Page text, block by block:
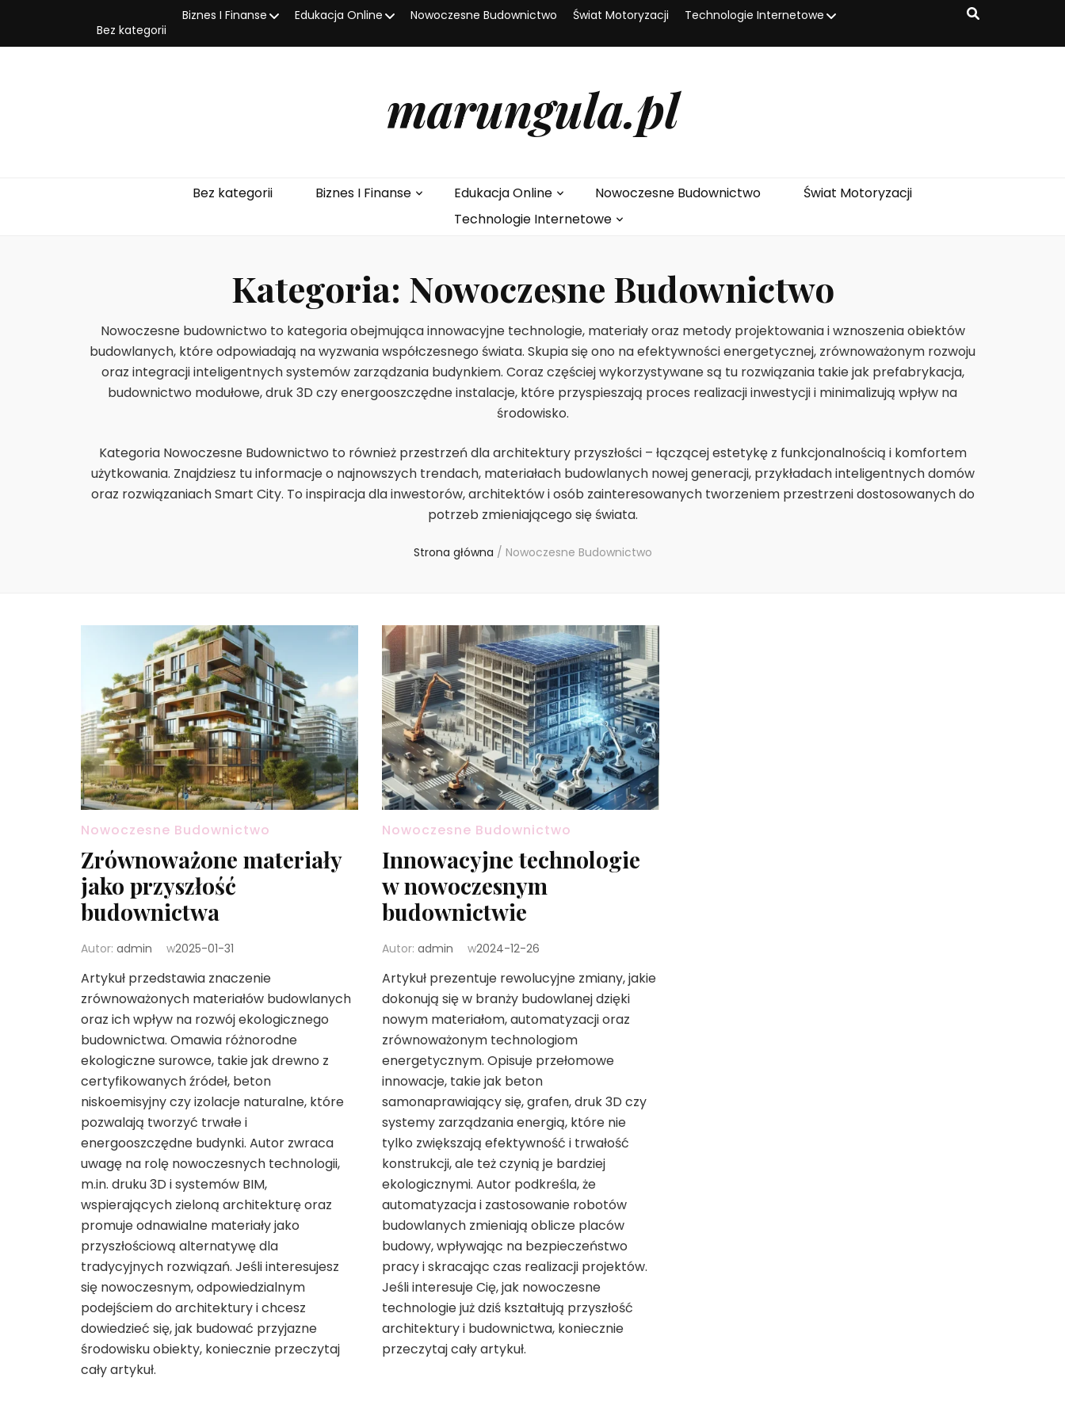
Bez kategorii
Biznes I Finanse Edukacja Online Nowoczesne Budownictwo Świat Motoryzacji Technologie Internetowe
marungula.pl
Bez kategorii Biznes I Finanse Edukacja Online Nowoczesne Budownictwo
Świat Motoryzacji
Technologie Internetowe
Kategoria: Nowoczesne Budownictwo
Nowoczesne budownictwo to kategoria obejmująca innowacyjne technologie, materiały oraz metody projektowania i wznoszenia obiektów
budowlanych, które odpowiadają na wyzwania współczesnego świata. Skupia się ono na efektywności energetycznej, zrównoważonym rozwoju
oraz integracji inteligentnych systemów zarządzania budynkiem. Coraz częściej wykorzystywane są tu rozwiązania takie jak prefabrykacja,
budownictwo modułowe, druk 3D czy energooszczędne instalacje, które przyspieszają proces realizacji inwestycji i minimalizują wpływ na
środowisko.
Kategoria Nowoczesne Budownictwo to również przestrzeń dla architektury przyszłości – łączącej estetykę z funkcjonalnością i komfortem
użytkowania. Znajdziesz tu informacje o najnowszych trendach, materiałach budowlanych nowej generacji, przykładach inteligentnych domów
oraz rozwiązaniach Smart City. To inspiracja dla inwestorów, architektów i osób zainteresowanych tworzeniem przestrzeni dostosowanych do
potrzeb zmieniającego się świata.
Strona główna / Nowoczesne Budownictwo
Nowoczesne Budownictwo
Zrównoważone materiały
jako przyszłość
budownictwa
Autor: admin w2025-01-31
Artykuł przedstawia znaczenie
zrównoważonych materiałów budowlanych
oraz ich wpływ na rozwój ekologicznego
budownictwa. Omawia różnorodne
ekologiczne surowce, takie jak drewno z
certyfikowanych źródeł, beton
niskoemisyjny czy izolacje naturalne, które
pozwalają tworzyć trwałe i
energooszczędne budynki. Autor zwraca
uwagę na rolę nowoczesnych technologii,
m.in. druku 3D i systemów BIM,
wspierających zieloną architekturę oraz
promuje odnawialne materiały jako
przyszłościową alternatywę dla
tradycyjnych rozwiązań. Jeśli interesujesz
się nowoczesnym, odpowiedzialnym
podejściem do architektury i chcesz
dowiedzieć się, jak budować przyjazne
środowisku obiekty, koniecznie przeczytaj
cały artykuł.
Nowoczesne Budownictwo
Innowacyjne technologie
w nowoczesnym
budownictwie
Autor: admin w2024-12-26
Artykuł prezentuje rewolucyjne zmiany, jakie
dokonują się w branży budowlanej dzięki
nowym materiałom, automatyzacji oraz
zrównoważonym technologiom
energetycznym. Opisuje przełomowe
innowacje, takie jak beton
samonaprawiający się, grafen, druk 3D czy
systemy zarządzania energią, które nie
tylko zwiększają efektywność i trwałość
konstrukcji, ale też czynią je bardziej
ekologicznymi. Autor podkreśla, że
automatyzacja i zastosowanie robotów
budowlanych zmieniają oblicze placów
budowy, wpływając na bezpieczeństwo
pracy i skracając czas realizacji projektów.
Jeśli interesuje Cię, jak nowoczesne
technologie już dziś kształtują przyszłość
architektury i budownictwa, koniecznie
przeczytaj cały artykuł.